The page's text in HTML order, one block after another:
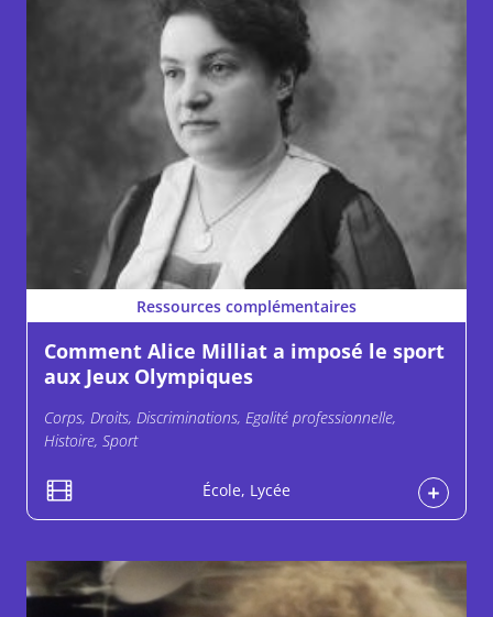
Ressources complémentaires
Comment Alice Milliat a imposé le sport
aux Jeux Olympiques
Corps, Droits, Discriminations, Egalité professionnelle,
Histoire, Sport
École, Lycée